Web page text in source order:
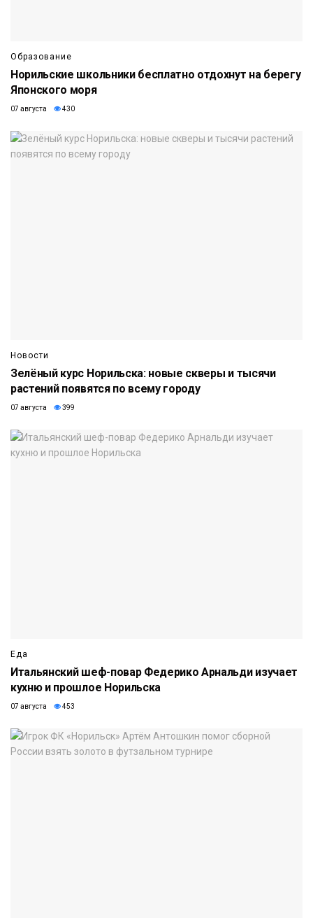
Образование
Норильские школьники бесплатно отдохнут на берегу
Японского моря
07 августа 430
Новости
Зелёный курс Норильска: новые скверы и тысячи
растений появятся по всему городу
07 августа 399
Еда
Итальянский шеф-повар Федерико Арнальди изучает
кухню и прошлое Норильска
07 августа 453